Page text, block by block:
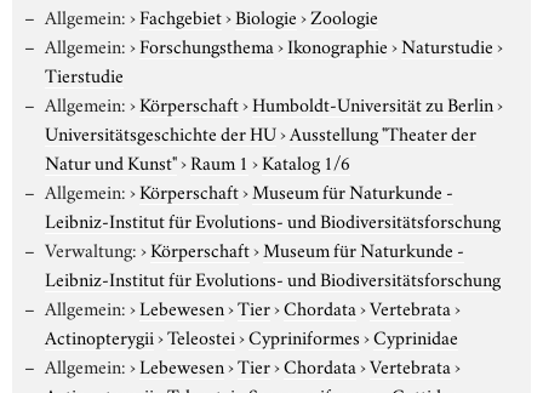
Allgemein:›Fachgebiet›Biologie›Zoologie
Allgemein:›Forschungsthema›Ikonographie›Naturstudie›
Tierstudie
Allgemein:›Körperschaft›Humboldt-Universität zu Berlin›
Universitätsgeschichte der HU›Ausstellung "Theater der
Natur und Kunst"›Raum 1 ›Katalog 1/6
Allgemein:›Körperschaft›Museum für Naturkunde -
Leibniz-Institut für Evolutions- und Biodiversitätsforschung
Verwaltung:›Körperschaft›Museum für Naturkunde -
Leibniz-Institut für Evolutions- und Biodiversitätsforschung
Allgemein:›Lebewesen›Tier›Chordata›Vertebrata›
Actinopterygii›Teleostei›Cypriniformes›Cyprinidae
Allgemein:›Lebewesen›Tier›Chordata›Vertebrata›